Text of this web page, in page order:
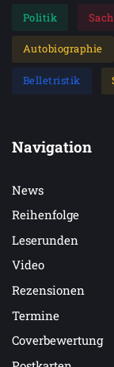
Politik
Autobiographie
Belletristik
Navigation
News
Reihenfolge
Leserunden
Video
Rezensionen
Termine
Coverbewertung